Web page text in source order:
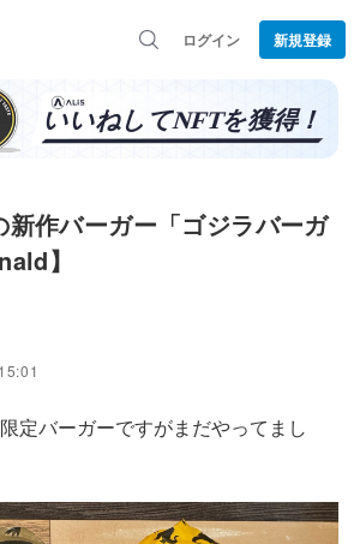
ログイン 新規登録
新作バーガー「ゴジラバーガ
】
定バーガーですがまだやってまし